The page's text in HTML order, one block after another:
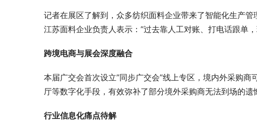
记者在展区了解到，众多纺织面料企业带来了智能化生产
江苏面料企业负责人表示：”过去靠人工对账、打电话跟单
跨境电商与展会深度融合
本届广交会首次设立”同步广交会”线上专区，境内外采购
厅等数字化手段，有效弥补了部分境外采购商无法到场的遗
行业信息化痛点待解